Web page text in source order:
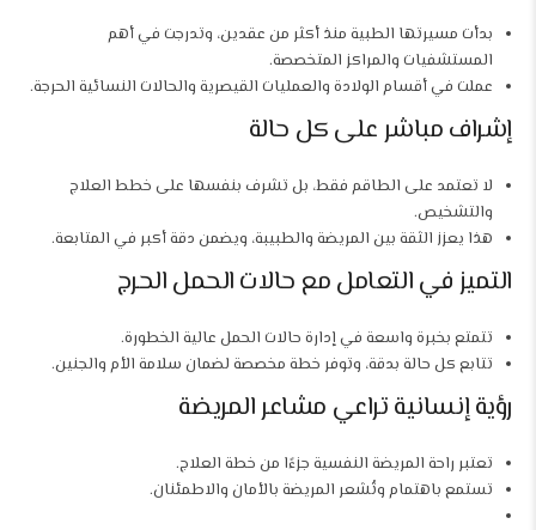
بدأت مسيرتها الطبية منذ أكثر من عقدين، وتدرجت في أهم
المستشفيات والمراكز المتخصصة.
عملت في أقسام الولادة والعمليات القيصرية والحالات النسائية الحرجة.
إشراف مباشر على كل حالة
لا تعتمد على الطاقم فقط، بل تشرف بنفسها على خطط العلاج
والتشخيص.
هذا يعزز الثقة بين المريضة والطبيبة، ويضمن دقة أكبر في المتابعة.
التميز في التعامل مع حالات الحمل الحرج
تتمتع بخبرة واسعة في إدارة حالات الحمل عالية الخطورة.
تتابع كل حالة بدقة، وتوفر خطة مخصصة لضمان سلامة الأم والجنين.
رؤية إنسانية تراعي مشاعر المريضة
تعتبر راحة المريضة النفسية جزءًا من خطة العلاج.
تستمع باهتمام وتُشعر المريضة بالأمان والاطمئنان.